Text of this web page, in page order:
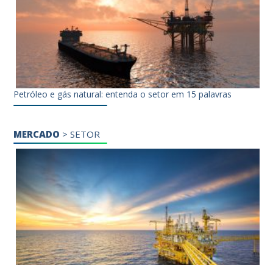
Petróleo e gás natural: entenda o setor em 15 palavras
MERCADO >SETOR